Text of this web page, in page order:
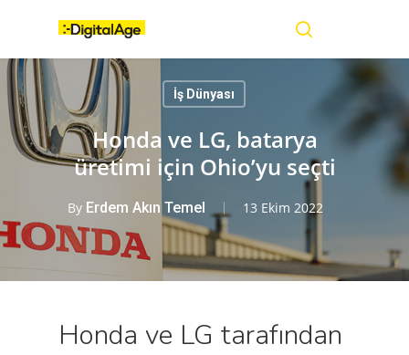
content
İş Dünyası
Honda ve LG, batarya
üretimi için Ohio’yu seçti
By Erdem Akın Temel 13 Ekim 2022
Honda ve LG tarafından